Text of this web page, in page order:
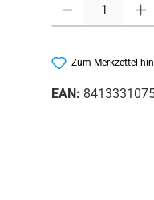
Zum Merkzettel
EAN: